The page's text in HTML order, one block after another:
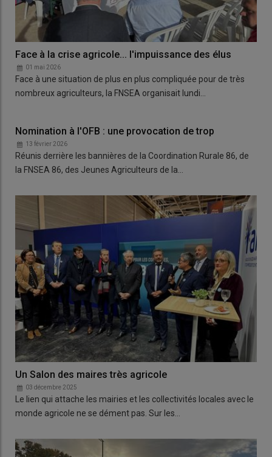
Face à la crise agricole... l'impuissance des élus
01 mai 2026
Face à une situation de plus en plus compliquée pour de très
nombreux agriculteurs, la FNSEA organisait lundi…
Nomination à l'OFB : une provocation de trop
13 février 2026
Réunis derrière les bannières de la Coordination Rurale 86, de
la FNSEA 86, des Jeunes Agriculteurs de la…
Un Salon des maires très agricole
03 décembre 2025
Le lien qui attache les mairies et les collectivités locales avec le
monde agricole ne se dément pas. Sur les…